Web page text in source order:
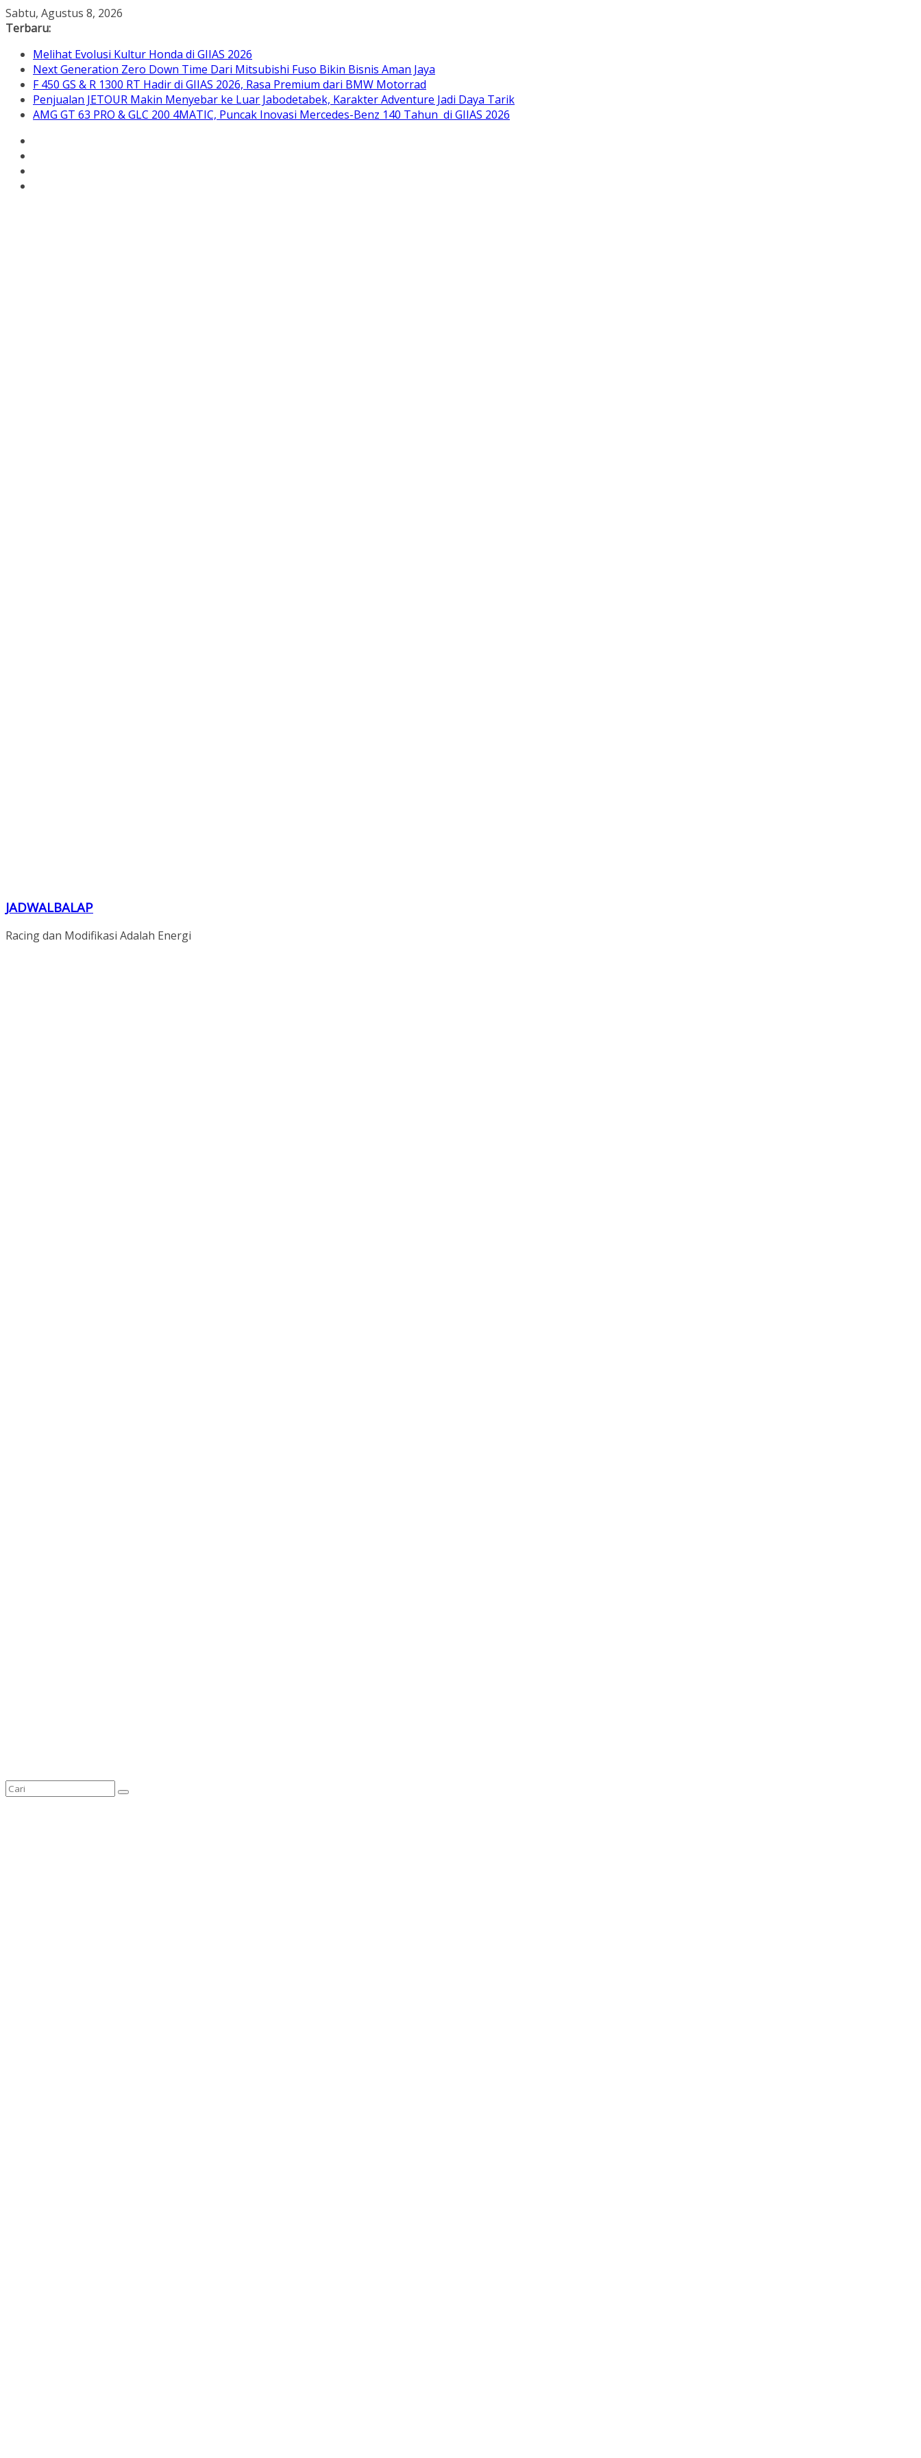
Skip
to
Sabtu, Agustus 8, 2026
Terbaru:
Melihat Evolusi Kultur Honda di GIIAS 2026
Next Generation Zero Down Time Dari Mitsubishi Fuso Bikin Bisnis Aman Jaya
F 450 GS & R 1300 RT Hadir di GIIAS 2026, Rasa Premium dari BMW Motorrad
Penjualan JETOUR Makin Menyebar ke Luar Jabodetabek, Karakter Adventure Jadi Daya Tarik
AMG GT 63 PRO & GLC 200 4MATIC, Puncak Inovasi Mercedes-Benz 140 Tahun di GIIAS 2026
JADWALBALAP
Racing dan Modifikasi Adalah Energi